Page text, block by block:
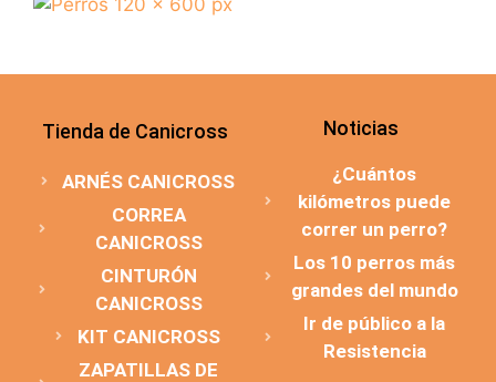
Tienda de Canicross
ARNÉS CANICROSS
CORREA
CANICROSS
CINTURÓN
CANICROSS
KIT CANICROSS
ZAPATILLAS DE
Noticias
¿Cuántos
kilómetros puede
correr un perro?
Los 10 perros más
grandes del mundo
Ir de público a la
Resistencia